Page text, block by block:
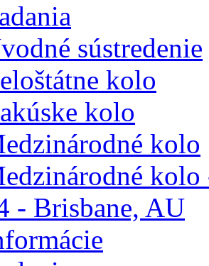
sústredenie
kolo
kolo
kolo
kolo
- Brisbane, AU